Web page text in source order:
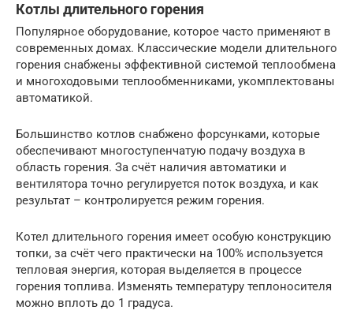
Котлы длительного горения
Популярное оборудование, которое часто применяют в
современных домах. Классические модели длительного
горения снабжены эффективной системой теплообмена
и многоходовыми теплообменниками, укомплектованы
автоматикой.
Большинство котлов снабжено форсунками, которые
обеспечивают многоступенчатую подачу воздуха в
область горения. За счёт наличия автоматики и
вентилятора точно регулируется поток воздуха, и как
результат – контролируется режим горения.
Котел длительного горения имеет особую конструкцию
топки, за счёт чего практически на 100% используется
тепловая энергия, которая выделяется в процессе
горения топлива. Изменять температуру теплоносителя
можно вплоть до 1 градуса.